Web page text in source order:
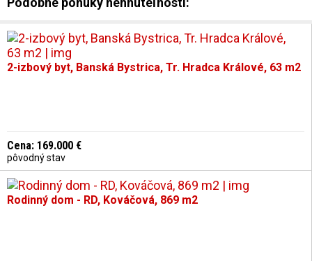
2-izbový byt, Banská Bystrica, Tr. Hradca Králové, 63 m2
Cena: 169.000 €
pôvodný stav
Rodinný dom - RD, Kováčová, 869 m2